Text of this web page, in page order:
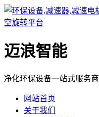
迈浪智能
净化环保设备一站式服务商
网站首页
关于我们